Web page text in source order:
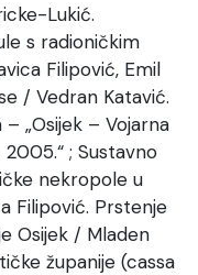
Lukić.
s radioničkim
Filipović, Emil
/ Vedran Katavić.
„Osijek – Vojarna
; Sustavno
nekropole u
Filipović. Prstenje
Osijek / Mladen
županije (cassa